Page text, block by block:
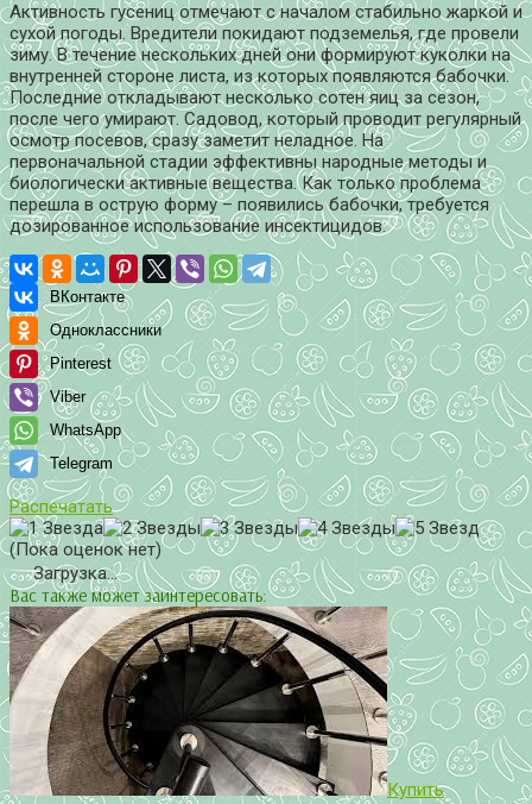
Активность гусениц отмечают с началом стабильно жаркой и
сухой погоды. Вредители покидают подземелья, где провели
зиму. В течение нескольких дней они формируют куколки на
внутренней стороне листа, из которых появляются бабочки.
Последние откладывают несколько сотен яиц за сезон,
после чего умирают. Садовод, который проводит регулярный
осмотр посевов, сразу заметит неладное. На
первоначальной стадии эффективны народные методы и
биологически активные вещества. Как только проблема
перешла в острую форму – появились бабочки, требуется
дозированное использование инсектицидов.
ВКонтакте
Одноклассники
Pinterest
Viber
WhatsApp
Telegram
Распечатать
(Пока оценок нет)
Загрузка...
Вас также может заинтересовать:
Купить